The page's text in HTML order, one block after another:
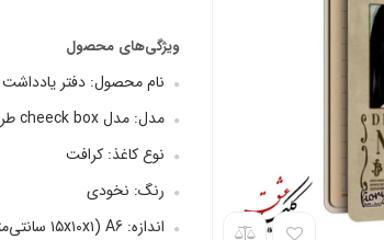
ویژگی‌های محصول
نام محصول: دفتر یادداشت
مدل: مدل cheeck box طرح انیمه کد Nico Robin 2217
نوع کاغذ: کرافت
رنگ: نخودی
اندازه: A6 (۱۵x۱۰x۱ سانتی‌متر)